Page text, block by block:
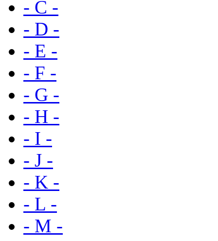
- C -
- D -
- E -
- F -
- G -
- H -
- I -
- J -
- K -
- L -
- M -